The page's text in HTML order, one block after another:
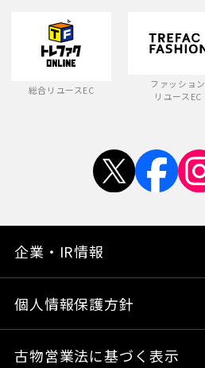
総合リユースEC
ファッション
リユースEC
企業・IR情報
個人情報保護方針
古物営業法に基づく表示